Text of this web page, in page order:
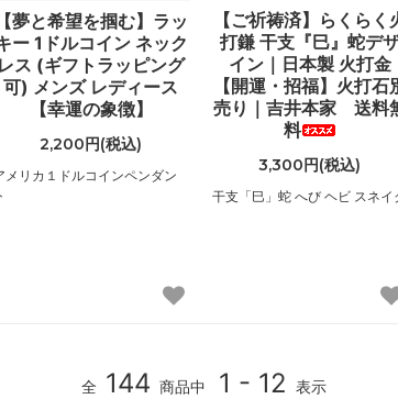
【夢と希望を掴む】ラッ
ー 1ドルコイン ネック
レス (ギフトラッピング
可) メンズ レディース
【幸運の象徴】
2,200円(税込)
メリカ１ドルコインペンダン
【ご祈祷済】らくらく
打鎌 干支『巳』蛇デ
イン｜日本製 火打金
【開運・招福】火打石
売り｜吉井本家 送料
料
3,300円(税込)
干支「巳」蛇 へび ヘビ スネイ
全 144 商品中 1 - 12 表示